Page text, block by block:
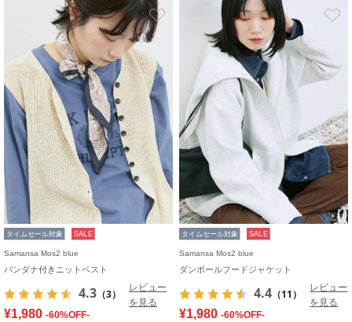
お気に入り
タイムセール対象 SALE
Samansa Mos2 blue
バンダナ付きニットベスト
4.3 （3）
レビュー
を見る
¥1,980 -60%OFF-
タイムセール対象 SALE
Samansa Mos2 blue
ダンボールフードジャケット
4.4 （11）
レビュー
を見る
¥1,980 -60%OFF-